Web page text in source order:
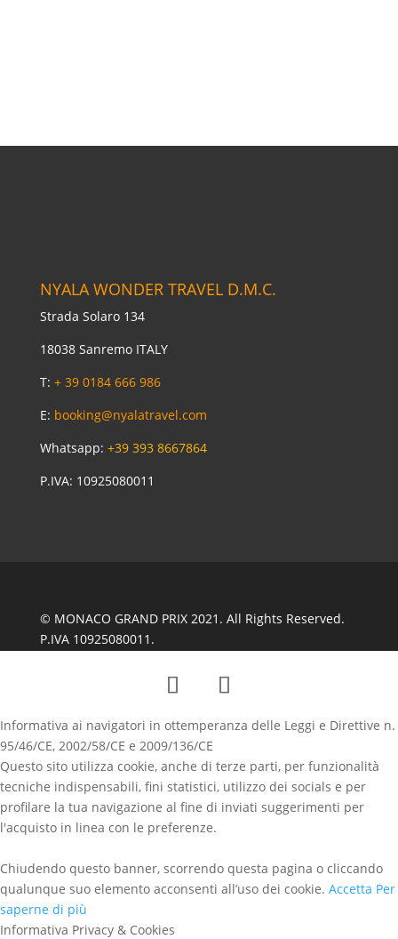
NYALA WONDER TRAVEL D.M.C.
Strada Solaro 134
18038 Sanremo ITALY
T: + 39 0184 666 986
E: booking@nyalatravel.com
Whatsapp: +39 393 8667864
P.IVA: 10925080011
© MONACO GRAND PRIX 2021. All Rights Reserved.
P.IVA 10925080011.
Informativa ai navigatori in ottemperanza delle Leggi e Direttive n.
95/46/CE, 2002/58/CE e 2009/136/CE
Questo sito utilizza cookie, anche di terze parti, per funzionalità
tecniche indispensabili, fini statistici, utilizzo dei socials e per
profilare la tua navigazione al fine di inviati suggerimenti per
l'acquisto in linea con le preferenze.
Chiudendo questo banner, scorrendo questa pagina o cliccando
qualunque suo elemento acconsenti all’uso dei cookie. Accetta Per
saperne di più
Informativa Privacy & Cookies